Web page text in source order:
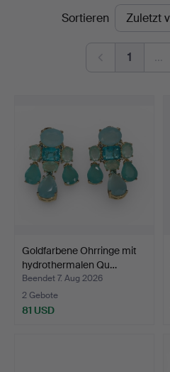
Auctions
EndpreiseSortieren
1 …
Goldfarbene Ohrringe mit
hydrothermalen Qu…
Beendet 7. Aug 2026
2 Gebote
81 USD